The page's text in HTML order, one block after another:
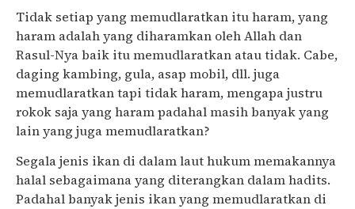
Tidak setiap yang memudlaratkan itu haram, yang
haram adalah yang diharamkan oleh Allah dan
Rasul-Nya baik itu memudlaratkan atau tidak. Cabe,
daging kambing, gula, asap mobil, dll. juga
memudlaratkan tapi tidak haram, mengapa justru
rokok saja yang haram padahal masih banyak yang
lain yang juga memudlaratkan?
Segala jenis ikan di dalam laut hukum memakannya
halal sebagaimana yang diterangkan dalam hadits.
Padahal banyak jenis ikan yang memudlaratkan di